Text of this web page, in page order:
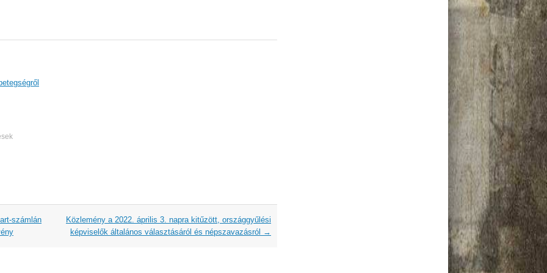
számlán
Közlemény a 2022. április 3. napra kitűzött, országgyűlési
képviselők általános választásáról és népszavazásról →